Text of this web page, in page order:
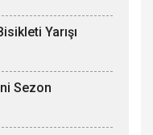
Yarışı
Sezon